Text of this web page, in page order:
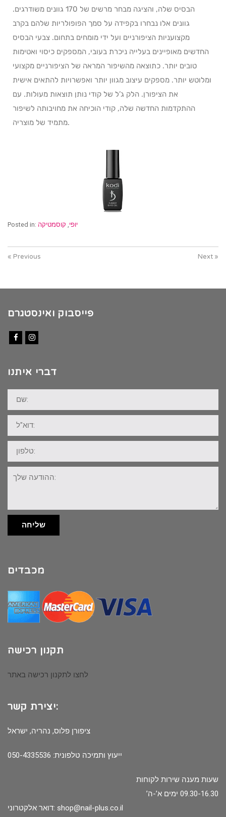
הבסיס שלה, והציגה מבחר מרשים של 170 גוונים משודרגים.
גוונים אלו נבחרו בקפידה על סמך הפופולריות שלהם בקרב
מקצועניות הציפורניים ועל ידי מומחים בתחום. צבעי הבסיס
החדשים מאופיינים בעלייה ניכרת בעובי, המספקים כיסוי ואטימות
טובים יותר. כתוצאה מהשיפור המראה של הציפורניים מקצועי
ומלוטש יותר. מספקים עיצוב מגוון יותר ואפשרויות להתאים אישית
את הציפורן. הלק ג’ל של קודי נותן תוצאות מעולות. עם
ההתקדמות החדשה שלה, קודי הוכיחה את מחויבותה לשיפור
מתמיד של מוצריה.
Posted in: יופי קוסמטיקה
« Previous Next »
פייסבוק ואינסטגרם
דברי איתנו
שם:
דוא"ל:
טלפון:
ההודעה
שלך:
שליחה
מכבדים
תקנון רכישה
לחצו לתקנון רכישה באתר
יצירת קשר:
ציפורן פלוס, נהריה, ישראל
ייעוץ ותמיכה טלפונית: 050-4335536
שעות מענה שירות לקוחות
09.30-16.30 ימים א’-ה’
דואר אלקטרוני: shop@nail-plus.co.il